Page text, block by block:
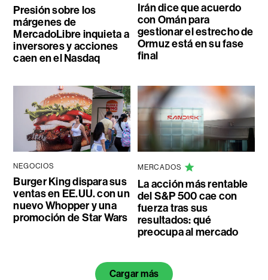
Presión sobre los
márgenes de
MercadoLibre inquieta a
inversores y acciones
caen en el Nasdaq
Irán dice que acuerdo
con Omán para
gestionar el estrecho de
Ormuz está en su fase
final
NEGOCIOS
Burger King dispara sus
ventas en EE.UU. con un
nuevo Whopper y una
promoción de Star Wars
MERCADOS
La acción más rentable
del S&P 500 cae con
fuerza tras sus
resultados: qué
preocupa al mercado
Cargar más